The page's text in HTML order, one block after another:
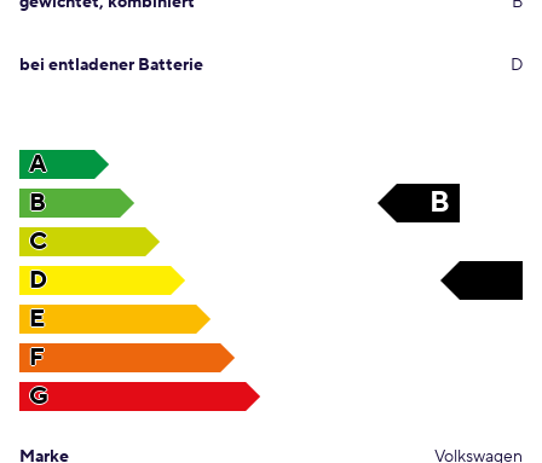
bei entladener Batterie D
A
B
B
C
D
E
F
G
Marke Volkswagen